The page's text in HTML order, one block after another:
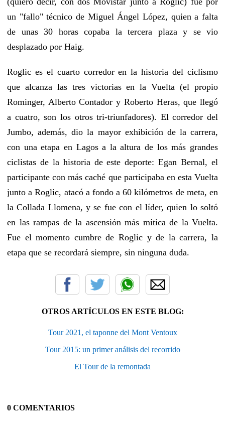
un "fallo" técnico de Miguel Ángel López, quien a falta
de unas 30 horas copaba la tercera plaza y se vio
desplazado por Haig.
Roglic es el cuarto corredor en la historia del ciclismo
que alcanza las tres victorias en la Vuelta (el propio
Rominger, Alberto Contador y Roberto Heras, que llegó
a cuatro, son los otros tri-triunfadores). El corredor del
Jumbo, además, dio la mayor exhibición de la carrera,
con una etapa en Lagos a la altura de los más grandes
ciclistas de la historia de este deporte: Egan Bernal, el
participante con más caché que participaba en esta Vuelta
junto a Roglic, atacó a fondo a 60 kilómetros de meta, en
la Collada Llomena, y se fue con el líder, quien lo soltó
en las rampas de la ascensión más mítica de la Vuelta.
Fue el momento cumbre de Roglic y de la carrera, la
etapa que se recordará siempre, sin ninguna duda.
OTROS ARTÍCULOS EN ESTE BLOG:
Tour 2021, el taponne del Mont Ventoux
Tour 2015: un primer análisis del recorrido
El Tour de la remontada
0 COMENTARIOS